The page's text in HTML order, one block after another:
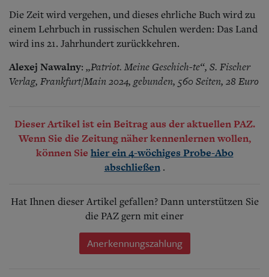
Die Zeit wird vergehen, und dieses ehrliche Buch wird zu
einem Lehrbuch in russischen Schulen werden: Das Land
wird ins 21. Jahrhundert zurückkehren.
Alexej Nawalny: „Patriot. Meine Geschich-te“, S. Fischer
Verlag, Frankfurt/Main 2024, gebunden, 560 Seiten, 28 Euro
Dieser Artikel ist ein Beitrag aus der aktuellen PAZ.
Wenn Sie die Zeitung näher kennenlernen wollen,
können Sie hier ein 4-wöchiges Probe-Abo
abschließen .
Hat Ihnen dieser Artikel gefallen? Dann unterstützen Sie
die PAZ gern mit einer
Anerkennungszahlung